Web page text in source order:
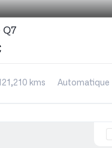
Q7
kms Automatique